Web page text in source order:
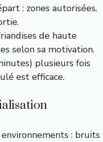
: zones autorisées,
de haute
selon sa motivation.
plusieurs fois
est efficace.
: bruits